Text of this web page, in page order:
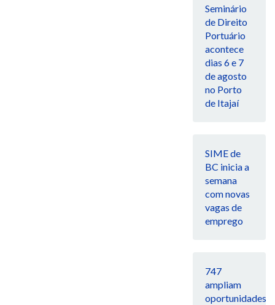
Seminário
de Direito
Portuário
acontece
dias 6 e 7
de agosto
no Porto
de Itajaí
SIME de
BC inicia a
semana
com novas
vagas de
emprego
747
ampliam
oportunidades